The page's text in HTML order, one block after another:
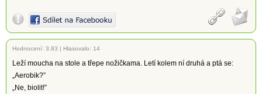
Hodnocení: 3.83 | Hlasovalo: 14
Leží moucha na stole a třepe nožičkama. Letí kolem ní druhá a ptá se:
„Aerobik?”
„Ne, biolit!”